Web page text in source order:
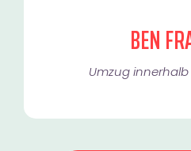
BEN
Umzug